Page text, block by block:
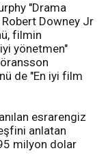
"Drama
Robert Downey Jr
filmin
yönetmen"
de "En iyi film
esrarengiz
anlatan
milyon dolar